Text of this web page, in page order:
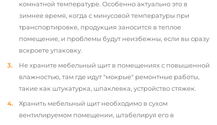
комнатной температуре. Особенно актуально это в
зимнее время, когда с минусовой температуры при
транспортировке, продукция заносится в теплое
помещение, и проблемы будут неизбежны, если вы сразу
вскроете упаковку.
Не храните мебельный щит в помещениях с повышенной
влажностью, там где идут "мокрые" ремонтные работы,
такие как штукатурка, шпаклевка, устройство стяжек.
Хранить мебельный щит необходимо в сухом
вентилируемом помещении, штабелируя его в